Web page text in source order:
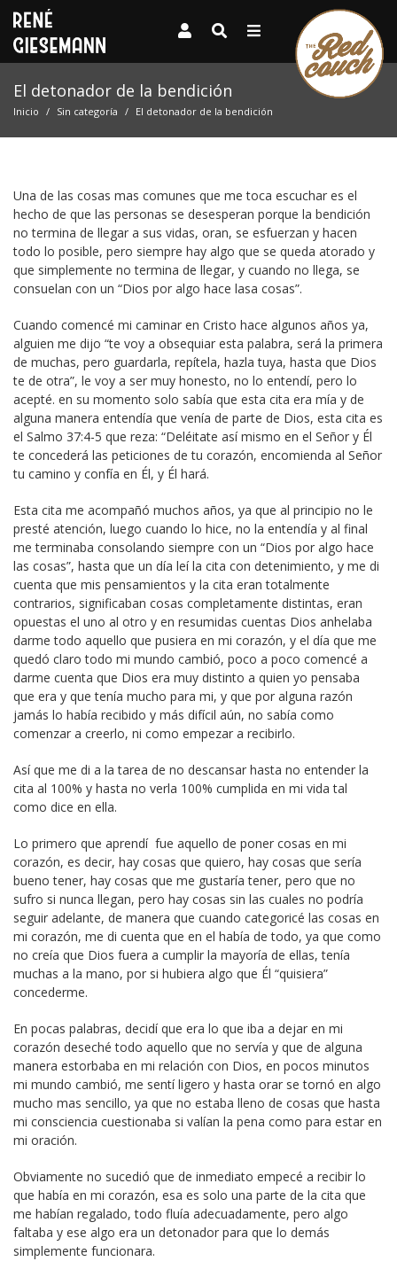
El detonador de la bendición
Inicio Sin categoría El detonador de la bendición
Una de las cosas mas comunes que me toca escuchar es el
hecho de que las personas se desesperan porque la bendición
no termina de llegar a sus vidas, oran, se esfuerzan y hacen
todo lo posible, pero siempre hay algo que se queda atorado y
que simplemente no termina de llegar, y cuando no llega, se
consuelan con un “Dios por algo hace lasa cosas”.
Cuando comencé mi caminar en Cristo hace algunos años ya,
alguien me dijo “te voy a obsequiar esta palabra, será la primera
de muchas, pero guardarla, repítela, hazla tuya, hasta que Dios
te de otra”, le voy a ser muy honesto, no lo entendí, pero lo
acepté. en su momento solo sabía que esta cita era mía y de
alguna manera entendía que venía de parte de Dios, esta cita es
el Salmo 37:4-5 que reza: “Deléitate así mismo en el Señor y Él
te concederá las peticiones de tu corazón, encomienda al Señor
tu camino y confía en Él, y Él hará.
Esta cita me acompañó muchos años, ya que al principio no le
presté atención, luego cuando lo hice, no la entendía y al final
me terminaba consolando siempre con un “Dios por algo hace
las cosas”, hasta que un día leí la cita con detenimiento, y me di
cuenta que mis pensamientos y la cita eran totalmente
contrarios, significaban cosas completamente distintas, eran
opuestas el uno al otro y en resumidas cuentas Dios anhelaba
darme todo aquello que pusiera en mi corazón, y el día que me
quedó claro todo mi mundo cambió, poco a poco comencé a
darme cuenta que Dios era muy distinto a quien yo pensaba
que era y que tenía mucho para mi, y que por alguna razón
jamás lo había recibido y más difícil aún, no sabía como
comenzar a creerlo, ni como empezar a recibirlo.
Así que me di a la tarea de no descansar hasta no entender la
cita al 100% y hasta no verla 100% cumplida en mi vida tal
como dice en ella.
Lo primero que aprendí fue aquello de poner cosas en mi
corazón, es decir, hay cosas que quiero, hay cosas que sería
bueno tener, hay cosas que me gustaría tener, pero que no
sufro si nunca llegan, pero hay cosas sin las cuales no podría
seguir adelante, de manera que cuando categoricé las cosas en
mi corazón, me di cuenta que en el había de todo, ya que como
no creía que Dios fuera a cumplir la mayoría de ellas, tenía
muchas a la mano, por si hubiera algo que Él “quisiera”
concederme.
En pocas palabras, decidí que era lo que iba a dejar en mi
corazón deseché todo aquello que no servía y que de alguna
manera estorbaba en mi relación con Dios, en pocos minutos
mi mundo cambió, me sentí ligero y hasta orar se tornó en algo
mucho mas sencillo, ya que no estaba lleno de cosas que hasta
mi consciencia cuestionaba si valían la pena como para estar en
mi oración.
Obviamente no sucedió que de inmediato empecé a recibir lo
que había en mi corazón, esa es solo una parte de la cita que
me habían regalado, todo fluía adecuadamente, pero algo
faltaba y ese algo era un detonador para que lo demás
simplemente funcionara.